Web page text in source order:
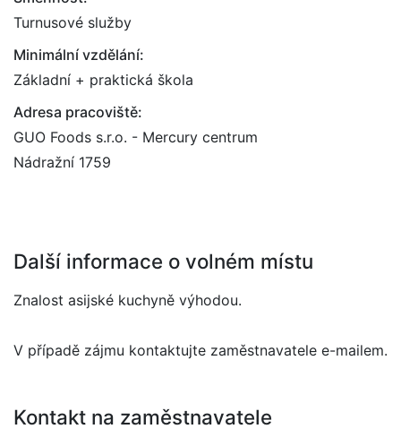
Turnusové služby
Minimální vzdělání:
Základní + praktická škola
Adresa pracoviště:
GUO Foods s.r.o. - Mercury centrum
Nádražní 1759
Další informace o volném místu
Znalost asijské kuchyně výhodou.
V případě zájmu kontaktujte zaměstnavatele e-mailem.
Kontakt na zaměstnavatele